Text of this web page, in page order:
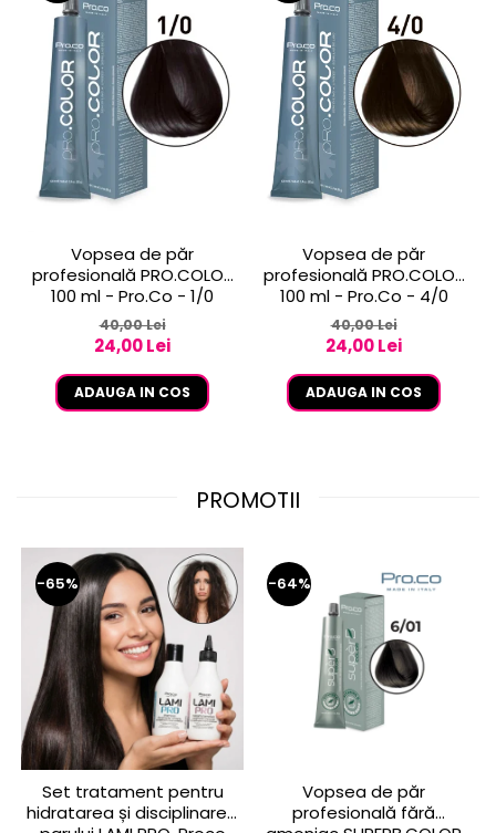
Vopsea de păr
profesională PRO.COLOR
100 ml - Pro.Co - 1/0
NEGRU
40,00 Lei
24,00 Lei
ADAUGA IN COS
Vopsea de păr
profesională PRO.COLOR
100 ml - Pro.Co - 4/0
CASTANIU NATURAL
40,00 Lei
24,00 Lei
ADAUGA IN COS
PROMOTII
-65%
Set tratament pentru
hidratarea și disciplinarea
-64%
Vopsea de păr
profesională fără